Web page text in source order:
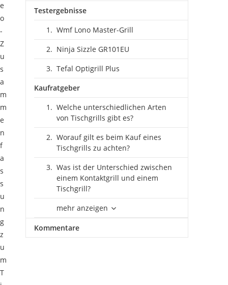
e
o
-
Z
u
s
a
m
m
e
n
f
a
s
s
u
n
g
z
u
m
T
Testergebnisse
Wmf Lono Master-Grill
Ninja Sizzle GR101EU
Tefal Optigrill Plus
Kaufratgeber
Welche unterschiedlichen Arten
von Tischgrills gibt es?
Worauf gilt es beim Kauf eines
Tischgrills zu achten?
Was ist der Unterschied zwischen
einem Kontaktgrill und einem
Tischgrill?
mehr anzeigen
Kommentare